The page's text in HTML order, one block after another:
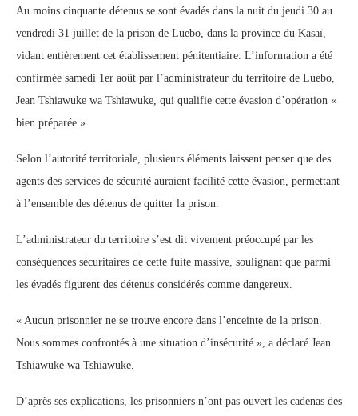
Au moins cinquante détenus se sont évadés dans la nuit du jeudi 30 au
vendredi 31 juillet de la prison de Luebo, dans la province du Kasaï,
vidant entièrement cet établissement pénitentiaire. L’information a été
confirmée samedi 1er août par l’administrateur du territoire de Luebo,
Jean Tshiawuke wa Tshiawuke, qui qualifie cette évasion d’opération «
bien préparée ».
Selon l’autorité territoriale, plusieurs éléments laissent penser que des
agents des services de sécurité auraient facilité cette évasion, permettant
à l’ensemble des détenus de quitter la prison.
L’administrateur du territoire s’est dit vivement préoccupé par les
conséquences sécuritaires de cette fuite massive, soulignant que parmi
les évadés figurent des détenus considérés comme dangereux.
« Aucun prisonnier ne se trouve encore dans l’enceinte de la prison.
Nous sommes confrontés à une situation d’insécurité », a déclaré Jean
Tshiawuke wa Tshiawuke.
D’après ses explications, les prisonniers n’ont pas ouvert les cadenas des